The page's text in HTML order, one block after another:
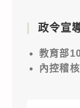
政令宣
教育部
內控稽